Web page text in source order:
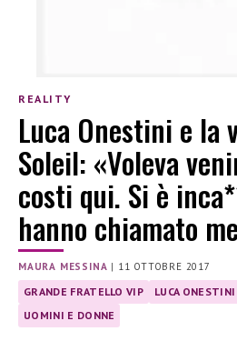
REALITY
Luca Onestini e la
Soleil: «Voleva
costi qui. Si è
hanno chiamato
MAURA MESSINA | 11 OTTOBRE 2017
GRANDE FRATELLO VIP LUCA ONESTINI
UOMINI E DONNE